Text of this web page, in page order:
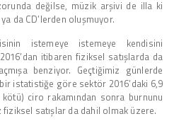
değilse, müzik arşivi de illa ki
da CD’lerden oluşmuyor.
istemeye istemeye kendisini
itibaren fiziksel satışlarda da
benziyor. Geçtiğimiz günlerde
istatistiğe göre sektör 2016’daki 6,9
ciro rakamından sonra burnunu
satışlar da dahil olmak üzere.